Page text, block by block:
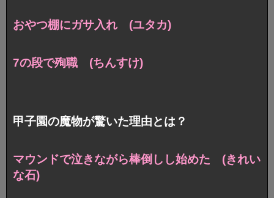
おやつ棚にガサ入れ (ユタカ)
7の段で殉職 (ちんすけ)
甲子園の魔物が驚いた理由とは？
マウンドで泣きながら棒倒しし始めた (きれい
な石)